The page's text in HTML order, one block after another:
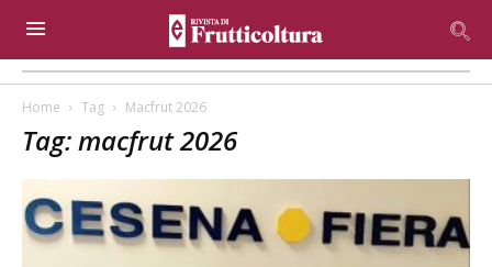
Home Tag Macfrut 2026
Tag: macfrut 2026